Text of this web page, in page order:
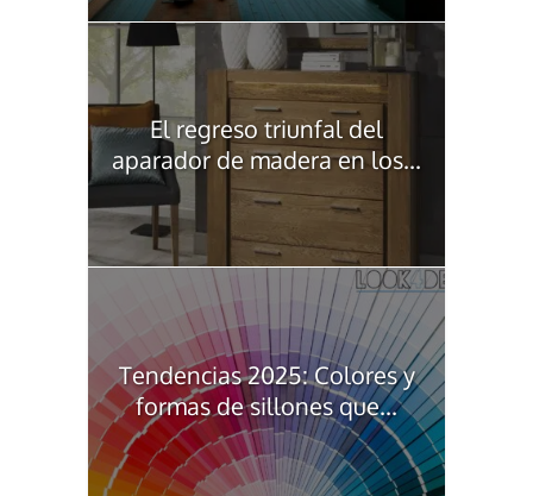
El regreso triunfal del
aparador de madera en los...
Tendencias 2025: Colores y
formas de sillones que...